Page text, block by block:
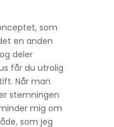
som
en anden
deler
får du utrolig
Når man
stemningen
mig om
som jeg